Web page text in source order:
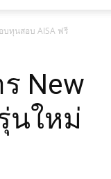
บทุนสอบ AISA ฟรี
New
นใหม่